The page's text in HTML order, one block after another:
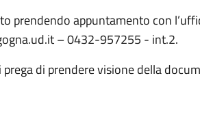
prendendo appuntamento con
– 0432-957255 - int.2.
di prendere visione della